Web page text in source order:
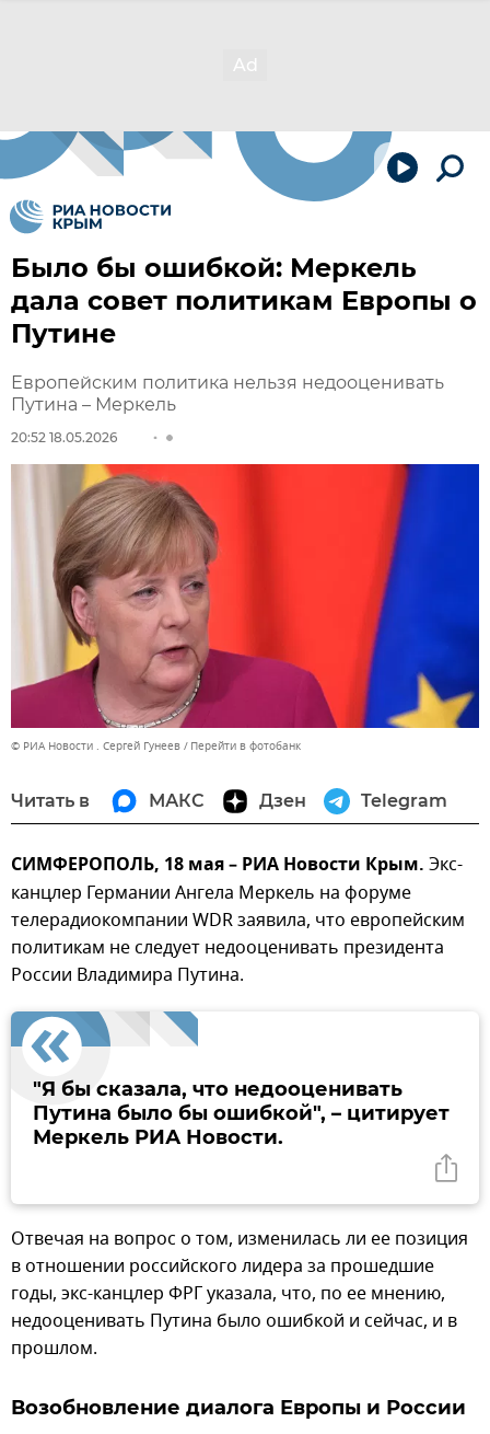
Было бы ошибкой: Меркель
дала совет политикам Европы о
Путине
Европейским политика нельзя недооценивать
Путина – Меркель
20:52 18.05.2026
© РИА Новости . Сергей Гунеев Перейти в фотобанк
Читать в МАКС Дзен Telegram
СИМФЕРОПОЛЬ, 18 мая – РИА Новости Крым. Экс-
канцлер Германии Ангела Меркель на форуме
телерадиокомпании WDR заявила, что европейским
политикам не следует недооценивать президента
России Владимира Путина.
"Я бы сказала, что недооценивать
Путина было бы ошибкой", – цитирует
Меркель РИА Новости.
Отвечая на вопрос о том, изменилась ли ее позиция
в отношении российского лидера за прошедшие
годы, экс-канцлер ФРГ указала, что, по ее мнению,
недооценивать Путина было ошибкой и сейчас, и в
прошлом.
Возобновление диалога Европы и России